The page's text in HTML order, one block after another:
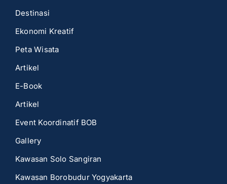
Destinasi
Ekonomi Kreatif
Peta Wisata
Artikel
E-Book
Artikel
Event Koordinatif BOB
Gallery
Kawasan Solo Sangiran
Kawasan Borobudur Yogyakarta